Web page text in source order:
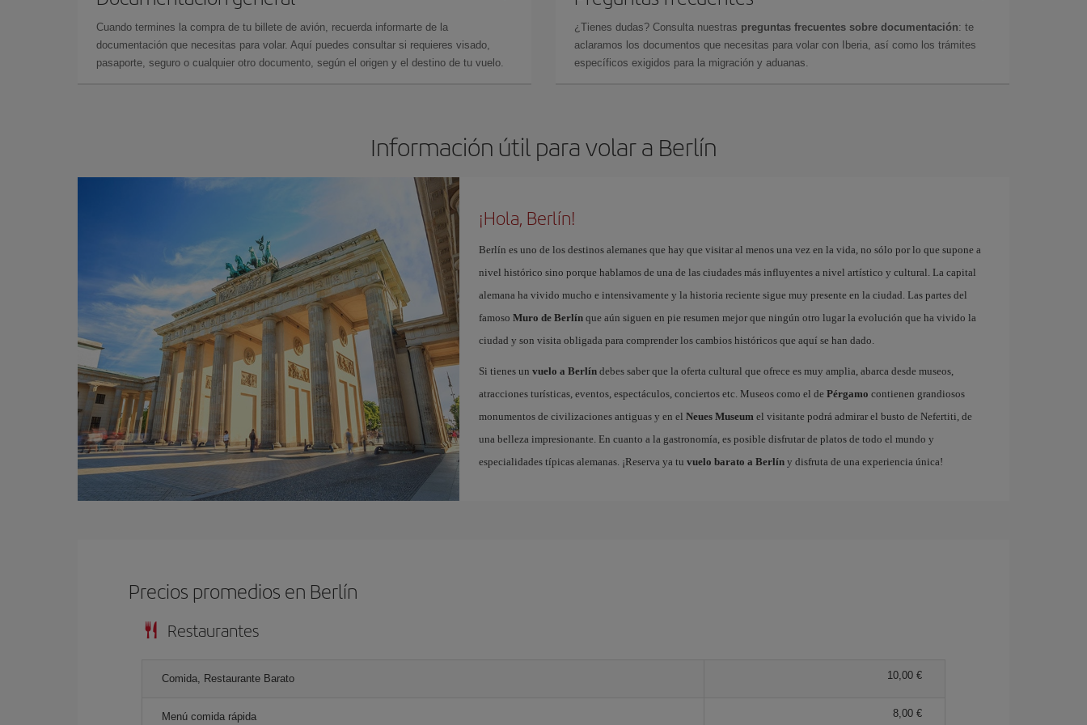
Cuando termines la compra de tu billete de avión, recuerda informarte de la
documentación que necesitas para volar. Aquí puedes consultar si requieres visado,
pasaporte, seguro o cualquier otro documento, según el origen y el destino de tu vuelo.
¿Tienes dudas? Consulta nuestras preguntas frecuentes sobre documentación: te
aclaramos los documentos que necesitas para volar con Iberia, así como los trámites
específicos exigidos para la migración y aduanas.
Información útil para volar a Berlín
¡Hola, Berlín!
Berlín es uno de los destinos alemanes que hay que visitar al menos una vez en la vida, no sólo por lo que supone a
nivel histórico sino porque hablamos de una de las ciudades más influyentes a nivel artístico y cultural. La capital
alemana ha vivido mucho e intensivamente y la historia reciente sigue muy presente en la ciudad. Las partes del
famoso Muro de Berlínque aún siguen en pie resumen mejor que ningún otro lugar la evolución que ha vivido la
ciudad y son visita obligada para comprender los cambios históricos que aquí se han dado.
Si tienes un vuelo a Berlíndebes saber que la oferta cultural que ofrece es muy amplia, abarca desde museos,
atracciones turísticas, eventos, espectáculos, conciertos etc. Museos como el de Pérgamo contienen grandiosos
monumentos de civilizaciones antiguas y en el Neues Museumel visitante podrá admirar el busto de Nefertiti, de
una belleza impresionante. En cuanto a la gastronomía, es posible disfrutar de platos de todo el mundo y
especialidades típicas alemanas. ¡Reserva ya tu vuelo barato a Berlíny disfruta de una experiencia única!
Precios promedios en Berlín
Restaurantes
Comida, Restaurante Barato 10,00 €
Menú comida rápida 8,00 €